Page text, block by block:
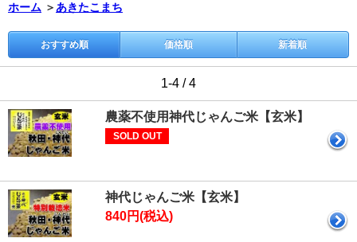
ホーム ＞ あきたこまち
おすすめ順 価格順 新着順
1-4 / 4
農薬不使用神代じゃんご米【玄米】
SOLD OUT
神代じゃんご米【玄米】
840円(税込)